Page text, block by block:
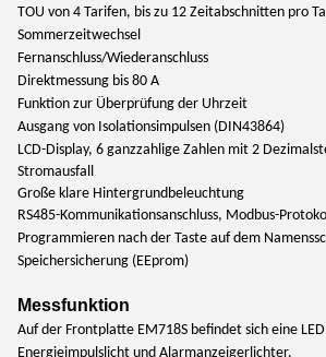
TOU von 4 Tarifen, bis zu 12 Zeitabschnitten pro
Sommerzeitwechsel
Fernanschluss/Wiederanschluss
Direktmessung bis 80 A
Funktion zur Überprüfung der Uhrzeit
Ausgang von Isolationsimpulsen (DIN43864)
LCD-Display, 6 ganzzahlige Zahlen mit 2
Stromausfall
Große klare Hintergrundbeleuchtung
RS485-Kommunikationsanschluss, Modbus-Protokoll
Programmieren nach der Taste auf dem
Speichersicherung (EEprom)
Messfunktion
Auf der Frontplatte EM718S befindet sich eine
Energieimpulslicht und Alarmanzeigerlichter.